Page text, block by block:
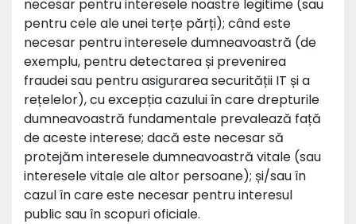
necesar pentru interesele noastre legitime (sau
pentru cele ale unei terțe părți); când este
necesar pentru interesele dumneavoastră (de
exemplu, pentru detectarea și prevenirea
fraudei sau pentru asigurarea securității IT și a
rețelelor), cu excepția cazului în care drepturile
dumneavoastră fundamentale prevalează față
de aceste interese; dacă este necesar să
protejăm interesele dumneavoastră vitale (sau
interesele vitale ale altor persoane); și/sau în
cazul în care este necesar pentru interesul
public sau în scopuri oficiale.